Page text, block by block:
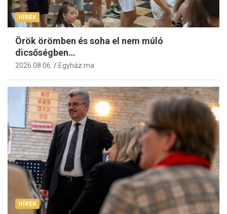
HÍREK
Örök örömben és soha el nem múló
dicsőségben…
2026.08.06. Egyház.ma
HÍREK